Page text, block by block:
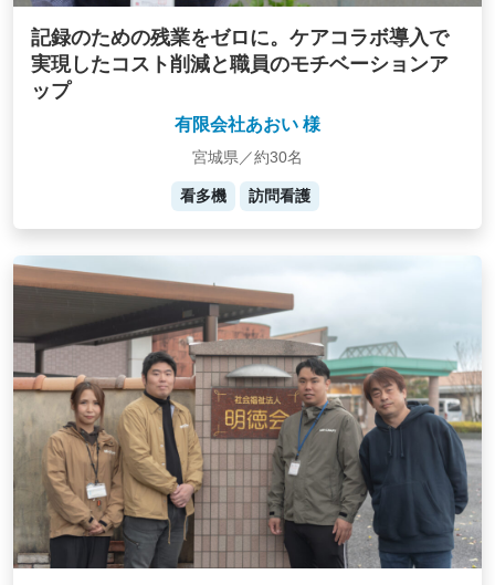
記録のための残業をゼロに。ケアコラボ導入で
実現したコスト削減と職員のモチベーションア
ップ
有限会社あおい 様
宮城県／約30名
看多機 訪問看護